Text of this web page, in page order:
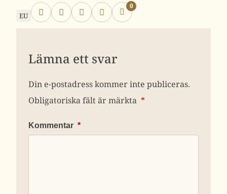
EU
0
Lämna ett svar
Din e-postadress kommer inte publiceras.
Obligatoriska fält är märkta *
Kommentar *